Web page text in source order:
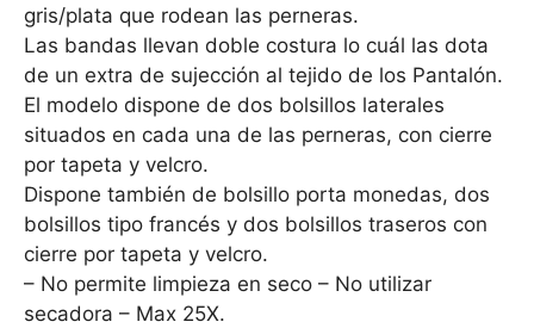
gris/plata que rodean las perneras.
Las bandas llevan doble costura lo cuál las dota
de un extra de sujección al tejido de los Pantalón.
El modelo dispone de dos bolsillos laterales
situados en cada una de las perneras, con cierre
por tapeta y velcro.
Dispone también de bolsillo porta monedas, dos
bolsillos tipo francés y dos bolsillos traseros con
cierre por tapeta y velcro.
– No permite limpieza en seco – No utilizar
secadora – Max 25X.